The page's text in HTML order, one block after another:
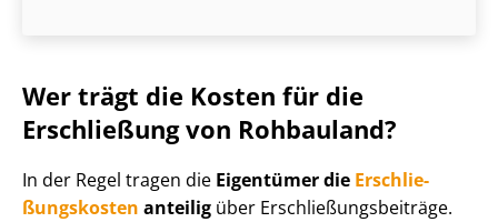
Wer trägt die Kosten für die
Erschließung von Rohbauland?
In der Regel tragen die Eigentümer die Er­schlie­
ßungs­kos­ten anteilig über Er­schlie­ßungs­bei­trä­ge.